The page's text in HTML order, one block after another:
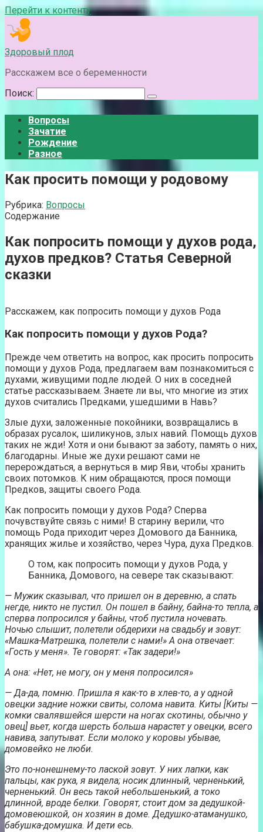
Перейти к контенту
Здоровый плод
Расскажем все о беременности
Поиск:
Вопросы
Зачатие
Рождение
Разное
Как просить помощи у родовому
Рубрика: Вопросы
Содержание
Как попросить помощи у духов рода,
духов предков? Статья Северной
сказки
Расскажем, как попросить помощи у духов Рода
Как попросить помощи у духов Рода?
Прежде чем ответить на вопрос, как просить попросить
помощи у духов Рода, предлагаем вам познакомиться с
духами, живущими подле людей. О них в соседней
статье рассказываем. Знаете ли вы, что многие из этих
духов считались Предками, ушедшими в Навь?
Злые духи, заложенные покойники, возвращались в
образах русалок, шиликунов, злых навий. Помощь духов
таких не жди! Хотя и они бывают за заботу, память о них,
благодарны. Иные же духи решают сами не
перерождаться, а вернуться в мир Яви, чтобы хранить
своих потомков. К ним обращаются, прося помощи
Предков, защиты своего Рода.
Как попросить помощи у духов Рода? Сперва
почувствуйте связь с ними! В старину верили, что
помощь Рода приходит через Домового да Банника,
хранящих жилье и хозяйство, через Чура, духа Предков.
О том, как попросить помощи у духов Рода, у
Банника, Домового, на севере так сказывают:
— Мужик сказывал, что пришел он в деревню, а спать
негде, никто не пустил. Он пошел в байну, байна-то тепла, а
сперва попросился у байны, чтоб пустила ночевать.
Ночью слышит, полетели обдерихи на свадьбу и зовут:
«Машка-Матрешка, полетели с нами!» А она отвечает:
«Гость у меня». Те говорят: «Так задери!»
А она: «Нет, не могу, он у меня попросился»
— Да-да, помню. Пришла я как-то в хлев-то, а у одной
овецки задние ножки свиты, солома навита. Киты [Киты —
комки свалявшейся шерсти на ногах скотины, обычно у
овец] вьет, когда шерсть больша нарастет у овецки, всего
навива, запутыват. Если молоко у коровы убывае,
домовейко не люби.
Это по-нонешнему-то лаской зовут. У них лапки, как
пальцы, как рука, я видела; носик длинный, черненький,
черненький. Он весь такой небольшенький, а токо
длинной, вроде белки. Говорят, стоит дом за дедушкой-
домовеюшкой, он хозяин в доме. Дедушко-атаманушко,
бабушка-домушка. И дети есь.